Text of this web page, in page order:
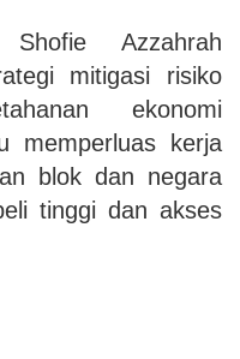
Azzahrah
mitigasi risiko
ekonomi
memperluas kerja
blok dan negara
tinggi dan akses